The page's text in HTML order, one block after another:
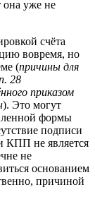
она уже не
счёта
вовремя, но
(причины для
28
приказом
). Это могут
формы
подписи
КПП не является
не
основанием
причиной